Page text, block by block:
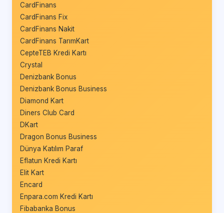
CardFinans
CardFinans Fix
CardFinans Nakit
CardFinans TarımKart
CepteTEB Kredi Kartı
Crystal
Denizbank Bonus
Denizbank Bonus Business
Diamond Kart
Diners Club Card
DKart
Dragon Bonus Business
Dünya Katılım Paraf
Eflatun Kredi Kartı
Elit Kart
Encard
Enpara.com Kredi Kartı
Fibabanka Bonus